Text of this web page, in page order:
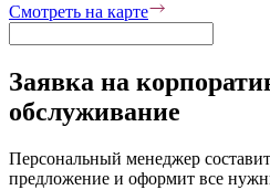
Смотреть на карте
Заявка на
обслуживание
Персональный менеджер
предложение и оформит все